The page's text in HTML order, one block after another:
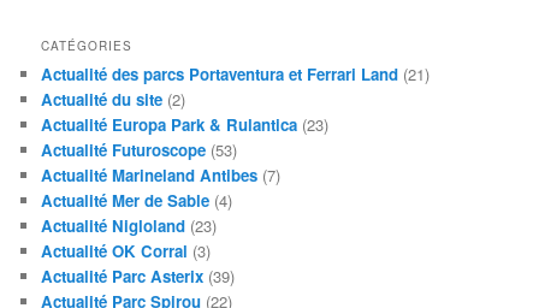
CATÉGORIES
Actualité des parcs Portaventura et Ferrari Land (21)
Actualité du site (2)
Actualité Europa Park & Rulantica (23)
Actualité Futuroscope (53)
Actualité Marineland Antibes (7)
Actualité Mer de Sable (4)
Actualité Nigloland (23)
Actualité OK Corral (3)
Actualité Parc Asterix (39)
Actualité Parc Spirou (22)